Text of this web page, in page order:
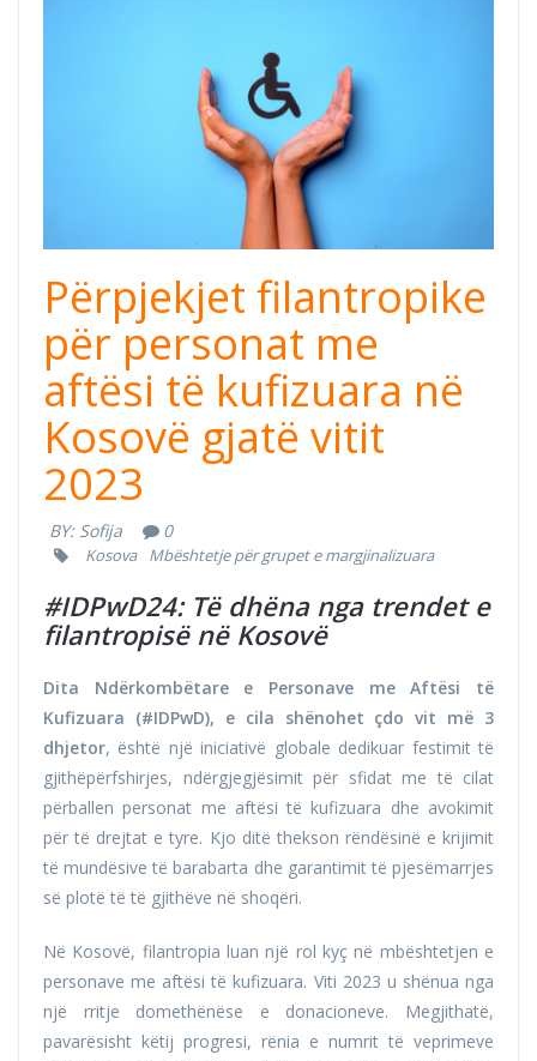
People with
Dissabilities.png
Përpjekjet filantropike
për personat me
aftësi të kufizuara në
Kosovë gjatë vitit
2023
BY: Sofija 0
Kosova Mbështetje për grupet e margjinalizuara
#IDPwD24: Të dhëna nga trendet e
filantropisë në Kosovë
Dita Ndërkombëtare e Personave me Aftësi të
Kufizuara (#IDPwD), e cila shënohet çdo vit më 3
dhjetor, është një iniciativë globale dedikuar festimit të
gjithëpërfshirjes, ndërgjegjësimit për sfidat me të cilat
përballen personat me aftësi të kufizuara dhe avokimit
për të drejtat e tyre. Kjo ditë thekson rëndësinë e krijimit
të mundësive të barabarta dhe garantimit të pjesëmarrjes
së plotë të të gjithëve në shoqëri.
Në Kosovë, filantropia luan një rol kyç në mbështetjen e
personave me aftësi të kufizuara. Viti 2023 u shënua nga
një rritje domethënëse e donacioneve. Megjithatë,
pavarësisht këtij progresi, rënia e numrit të veprimeve